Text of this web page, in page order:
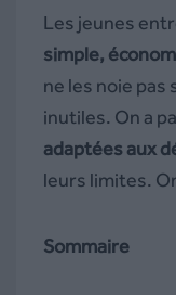
Les jeunes
simple,
ne les noie
inutiles. On a
adaptées aux
leurs limites.
Sommaire